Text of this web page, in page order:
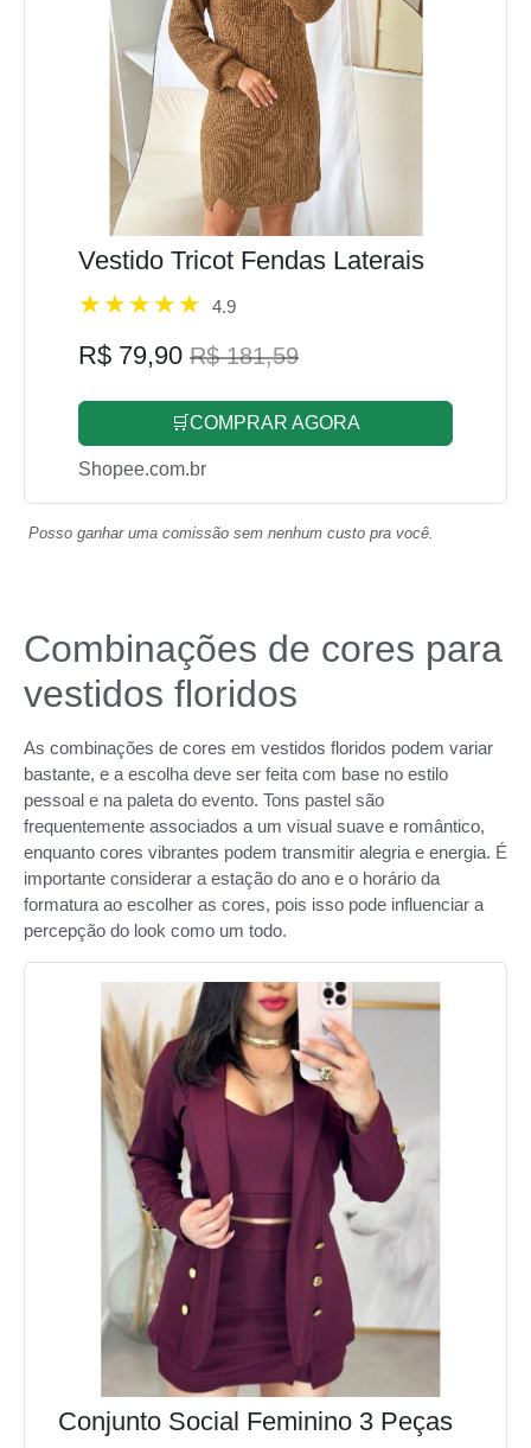
Vestido Tricot Fendas Laterais
4.9
R$ 79,90 R$ 181,59
🛒COMPRAR AGORA
Shopee.com.br
Posso ganhar uma comissão sem nenhum custo pra você.
Combinações de cores para
vestidos floridos
As combinações de cores em vestidos floridos podem variar
bastante, e a escolha deve ser feita com base no estilo
pessoal e na paleta do evento. Tons pastel são
frequentemente associados a um visual suave e romântico,
enquanto cores vibrantes podem transmitir alegria e energia. É
importante considerar a estação do ano e o horário da
formatura ao escolher as cores, pois isso pode influenciar a
percepção do look como um todo.
Conjunto Social Feminino 3 Peças